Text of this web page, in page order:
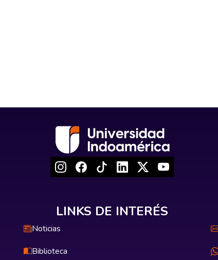
LINKS DE INTERÉS
Noticias
Biblioteca